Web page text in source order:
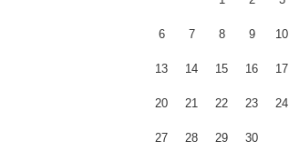
6 7 8 9 10
13 14 15 16 17
20 21 22 23 24
27 28 29 30